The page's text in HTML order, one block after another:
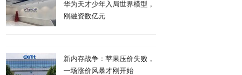
华为天才少年入局世界模型，
刚融资数亿元
新内存战争：苹果压价失败，
一场涨价风暴才刚开始